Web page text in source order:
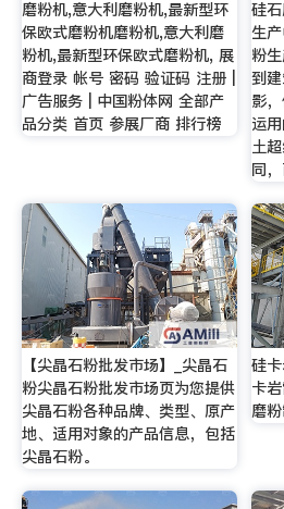
磨粉机,意大利磨粉机,最新型环
保欧式磨粉机磨粉机,意大利磨
粉机,最新型环保欧式磨粉机, 展
商登录 帐号 密码 验证码 注册 |
广告服务 | 中国粉体网 全部产
品分类 首页 参展厂商 排行榜
硅
生
粉
到
影
运
土
同
【尖晶石粉批发市场】_尖晶石
粉尖晶石粉批发市场页为您提供
尖晶石粉各种品牌、类型、原产
地、适用对象的产品信息，包括
尖晶石粉。
硅
卡
磨